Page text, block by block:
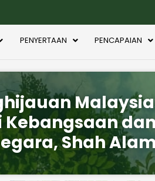
PENYERTAAN PENCAPAIAN
Shah